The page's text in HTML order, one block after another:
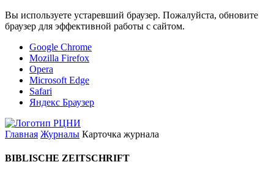
Вы используете устаревший браузер. Пожалуйста, обновите
браузер для эффективной работы с сайтом.
Google Chrome
Mozilla Firefox
Opera
Microsoft Edge
Safari
Яндекс Браузер
Главная Журналы Карточка журнала
BIBLISCHE ZEITSCHRIFT